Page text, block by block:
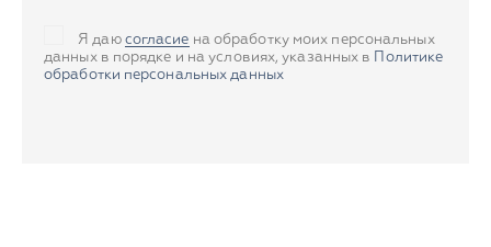
Я даю согласие на обработку моих персональных
данных в порядке и на условиях, указанных в
Политике
обработки персональных данных